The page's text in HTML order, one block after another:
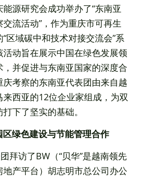
源研究会成功举办了“东南亚
流活动”，作为重庆市可再生
区域碳中和技术对接交流会”系
动旨在展示中国在绿色发展领
并促进与东南亚国家的深度合
考察的东南亚代表团由来自越
西亚的12位企业家组成，为双
下了坚实的基础。
区绿色建设与节能管理合作
拜访了BW（“贝华”是越南领先
地产平台）胡志明市总公司办公